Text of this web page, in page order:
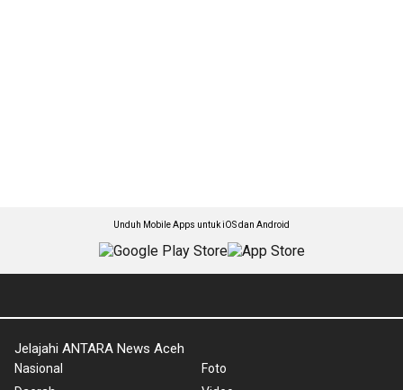
Unduh Mobile Apps untuk iOS dan Android
Jelajahi ANTARA News Aceh
Nasional
Foto